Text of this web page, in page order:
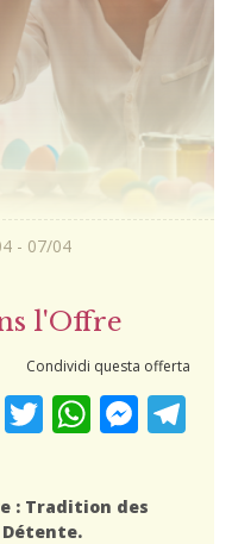
- 07/04
l'Offre
Condividi questa offerta
FacebookTwitter WhatsAppMessenger
: Tradition des